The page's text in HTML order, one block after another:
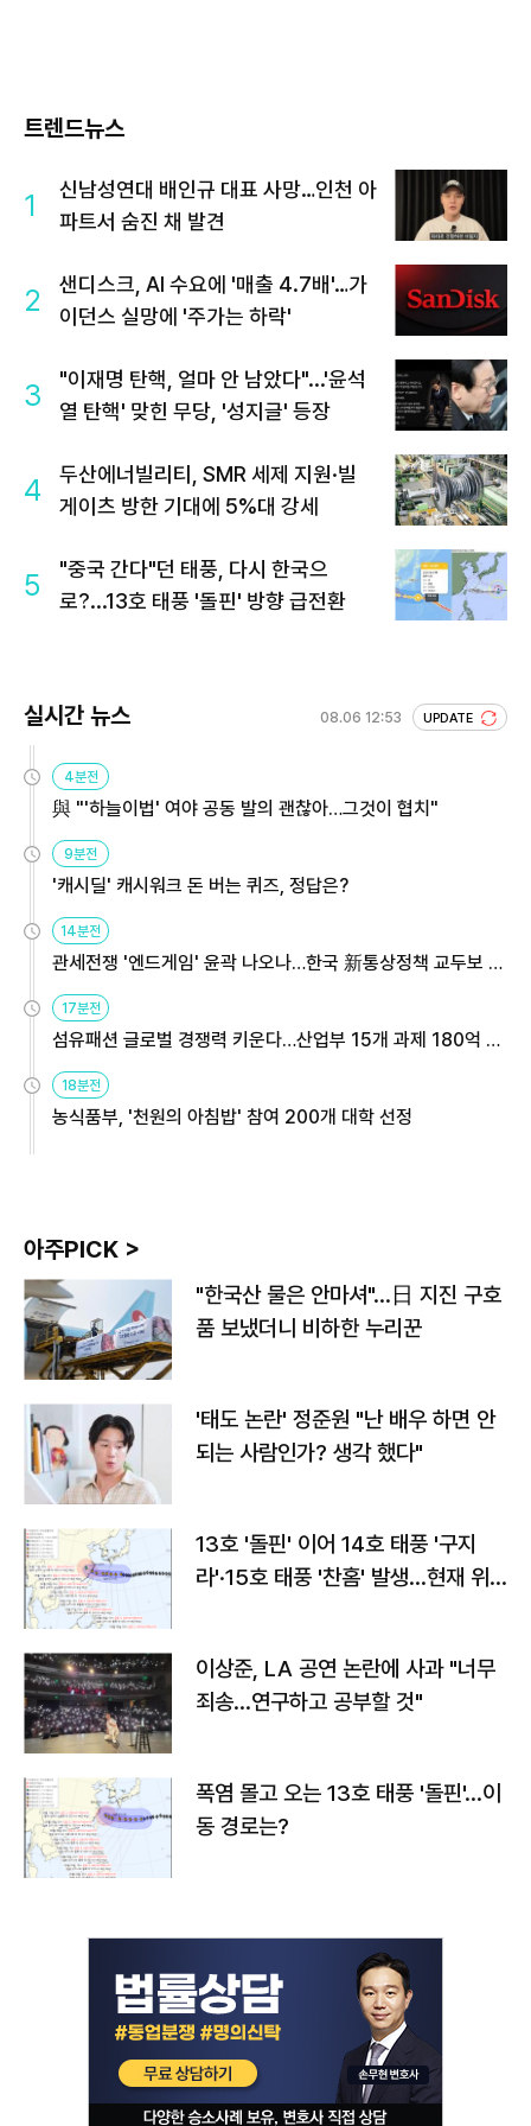
트렌드뉴스
1
신남성연대 배인규 대표 사망…인천 아
파트서 숨진 채 발견
2
샌디스크, AI 수요에 '매출 4.7배'…가
이던스 실망에 '주가는 하락'
3
"이재명 탄핵, 얼마 안 남았다"...'윤석
열 탄핵' 맞힌 무당, '성지글' 등장
4
두산에너빌리티, SMR 세제 지원·빌
게이츠 방한 기대에 5%대 강세
5
"중국 간다"던 태풍, 다시 한국으
로?...13호 태풍 '돌핀' 방향 급전환
실시간 뉴스 08.06 12:53 UPDATE
4분전
與 "'하늘이법' 여야 공동 발의 괜찮아…그것이 협치"
9분전
'캐시딜' 캐시워크 돈 버는 퀴즈, 정답은?
14분전
관세전쟁 '엔드게임' 윤곽 나오나…한국 新통상정책 교두보 활
용해야
17분전
섬유패션 글로벌 경쟁력 키운다…산업부 15개 과제 180억 지
원
18분전
농식품부, '천원의 아침밥' 참여 200개 대학 선정
아주PICK >
"한국산 물은 안마셔"…日 지진 구호
품 보냈더니 비하한 누리꾼
'태도 논란' 정준원 "난 배우 하면 안
되는 사람인가? 생각 했다"
13호 '돌핀' 이어 14호 태풍 '구지
라'·15호 태풍 '찬홈' 발생…현재 위
이상준, LA 공연 논란에 사과 "너무
죄송…연구하고 공부할 것"
폭염 몰고 오는 13호 태풍 '돌핀'…이
동 경로는?